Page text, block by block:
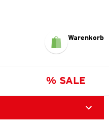
Warenkorb
% SALE